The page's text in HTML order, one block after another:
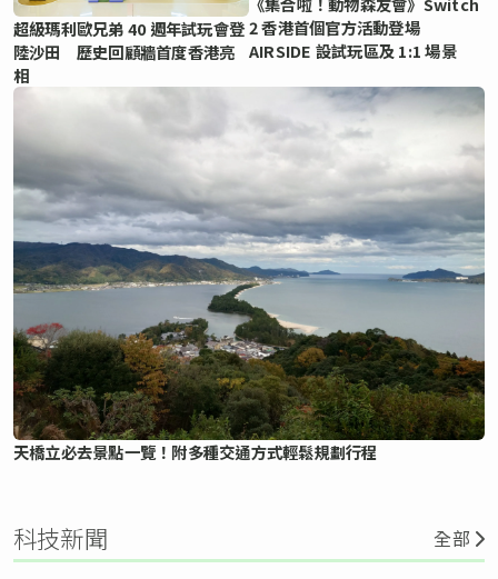
超級瑪利歐兄弟 40 週年試玩會登
陸沙田 歷史回顧牆首度香港亮
相
2 香港首個官方活動登場
AIRSIDE 設試玩區及 1:1 場景
天橋立必去景點一覽！附多種交通方式輕鬆規劃行程
科技新聞 全部